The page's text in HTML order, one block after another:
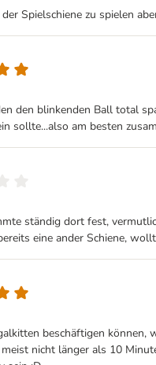
Spielschiene zu spielen
den blinkenden Ball total
sollte...also am besten
ständig dort fest,
eine ander Schiene,
beschäftigen
nicht länger als 10